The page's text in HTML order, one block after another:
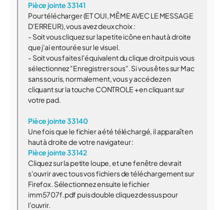
Pièce jointe 33141
Pour télécharger (ET OUI, MÊME AVEC LE MESSAGE
D'ERREUR), vous avez deux choix :
- Soit vous cliquez sur la petite icône en haut à droite
que j'ai entourée sur le visuel.
- Soit vous faites l'équivalent du clique droit puis vous
sélectionnez "Enregistrer sous". Si vous êtes sur Mac
sans souris, normalement, vous y accédez en
cliquant sur la touche CONTROLE + en cliquant sur
votre pad.
Pièce jointe 33140
Une fois que le fichier a été téléchargé, il apparaît en
haut à droite de votre navigateur :
Pièce jointe 33142
Cliquez sur la petite loupe, et une fenêtre devrait
s'ouvrir avec tous vos fichiers de téléchargement sur
Firefox. Sélectionnez ensuite le fichier
imm5707f.pdf puis double cliquez dessus pour
l'ouvrir.